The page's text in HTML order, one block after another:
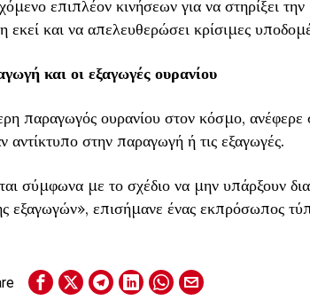
επιπλέον κινήσεων για να στηρίξει την
εκεί και να απελευθερώσει κρίσιμες
και οι εξαγωγές ουρανίου
παραγωγός ουρανίου στον κόσμο, ανέφερε
αντίκτυπο στην παραγωγή ή τις εξαγωγές.
σύμφωνα με το σχέδιο να μην υπάρξουν
εξαγωγών», επισήμανε ένας εκπρόσωπος